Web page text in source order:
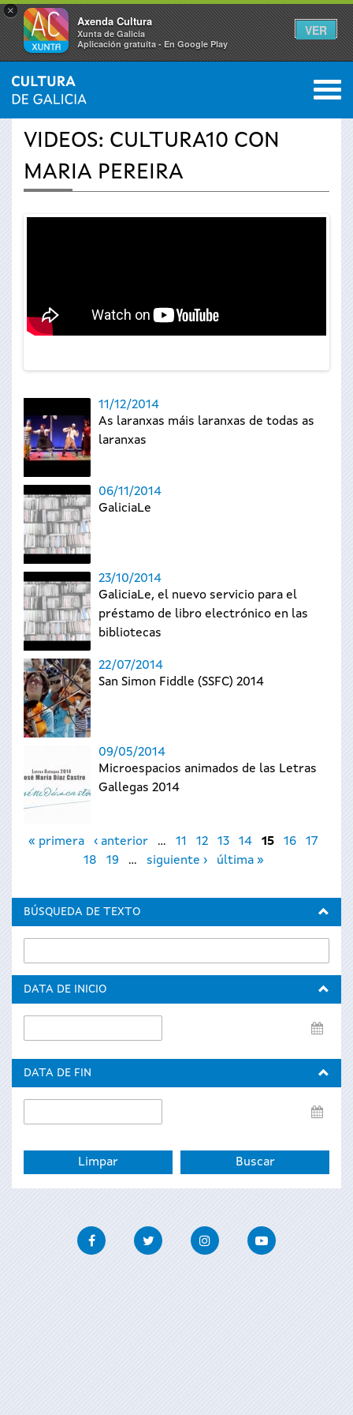
×
Axenda Cultura
Xunta de Galicia
Aplicación gratuíta - En Google Play
VER
Se
usted
INICIO › ACTUALIDAD 0
VIDEOS: CULTURA10 CON
MARIA PEREIRA
11/12/2014
As laranxas máis laranxas de todas as
laranxas
06/11/2014
GaliciaLe
23/10/2014
GaliciaLe, el nuevo servicio para el
préstamo de libro electrónico en las
bibliotecas
22/07/2014
San Simon Fiddle (SSFC) 2014
09/05/2014
Microespacios animados de las Letras
Gallegas 2014
Páginas
« primera ‹ anterior … 11 12 13 14 15 16
17
18
19 … siguiente › última »
BÚSQUEDA DE TEXTO
DATA DE INICIO
de
DATA DE FIN
de
FacebookTwitter InstagramYoutube